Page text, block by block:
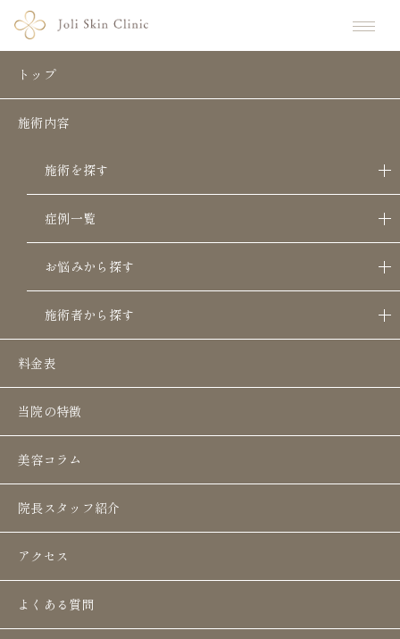
トップ
施術内容
施術を探す
症例一覧
お悩みから探す
施術者から探す
料金表
当院の特徴
美容コラム
院長スタッフ紹介
アクセス
よくある質問
モフィウス8 症例写真
スクロールできます